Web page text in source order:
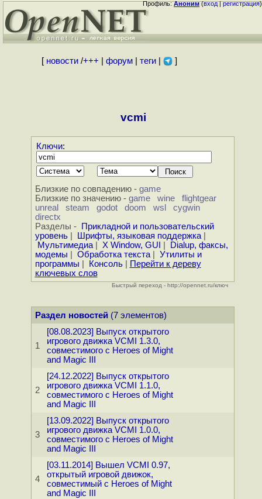
Профиль:Аноним(вход|регистрация)
[ новости/+++ форум| теги| ]
vcmi
Ключи:
Близкие по совпадению - game
Близкие по значению - game wine
flightgear
unreal
steam godot doom wsl
cygwin
directx
Разделы -
Прикладной и пользовательский
уровень| Шрифты, языковая поддержка|
Мультимедиа| X Window, GUI
Dialup, факсы,
модемы
Обработка текста| Утилиты и
программы
Консоль|
Перейти к дереву
ключевых слов
Быстрый переход - http://opennet.ru/ключ
Раздел новостей(7 элементов)
1
[08.08.2023] Выпуск открытого
игрового движка VCMI 1.3.0,
совместимого с Heroes of Might
and Magic III
2
[24.12.2022] Выпуск открытого
игрового движка VCMI 1.1.0,
совместимого с Heroes of Might
and Magic III
3
[13.09.2022] Выпуск открытого
игрового движка VCMI 1.0.0,
совместимого с Heroes of Might
and Magic III
4
[03.11.2014] Вышел VCMI 0.97,
открытый игровой движок,
совместимый с Heroes of Might
and Magic III